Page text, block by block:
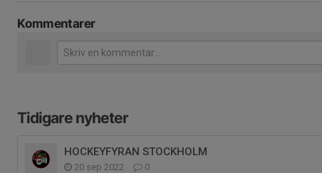
Kommentarer
Tidigare nyheter
HOCKEYFYRAN STOCKHOLM
20 sep 2022 0